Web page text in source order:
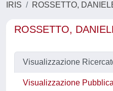
IRIS ROSSETTO,
ROSSETTO,
Visualizzazione
Visualizzazione